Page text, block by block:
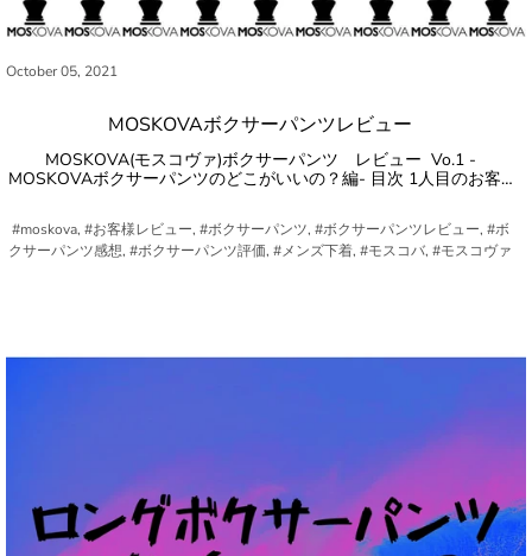
October 05, 2021
MOSKOVAボクサーパンツレビュー
MOSKOVA(モスコヴァ)ボクサーパンツ レビュー Vo.1 -
MOSKOVAボクサーパンツのどこがいいの？編- 目次 1人目のお客…
#moskova, #お客様レビュー, #ボクサーパンツ, #ボクサーパンツレビュー, #ボ
クサーパンツ感想, #ボクサーパンツ評価, #メンズ下着, #モスコバ, #モスコヴァ